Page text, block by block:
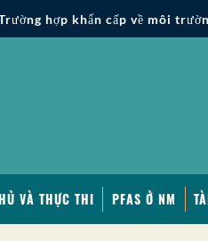
hợp khẩn cấp về môi
VÀ THỰC THI PFAS Ở NM